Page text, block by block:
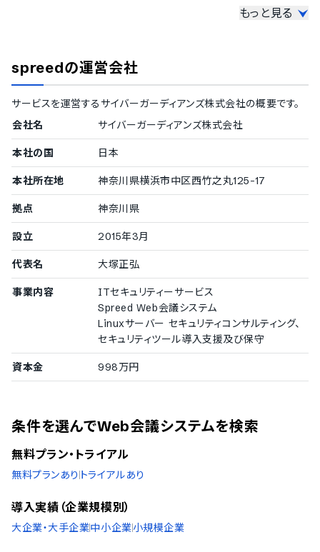
登録ユーザーや会議室の管理機能
利用状況のレポート作成機能
もっと見る
spreedの運営会社
サービスを運営する サイバーガーディアンズ株式会社の概要です。
会社名
サイバーガーディアンズ株式会社
本社の国 日本
本社所在地 神奈川県横浜市中区西竹之丸125-17
拠点 神奈川県
設立 2015年3月
代表名 大塚正弘
事業内容
ITセキュリティーサービス
Spreed Web会議システム
Linuxサーバー セキュリティコンサルティング、
セキュリティツール導入支援及び保守
資本金 998万円
条件を選んでWeb会議システムを検索
無料プラン・トライアル
無料プランあり トライアルあり
導入実績（企業規模別）
大企業・大手企業中小企業小規模企業